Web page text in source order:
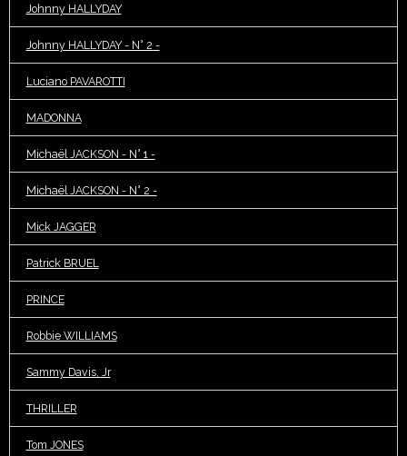
Johnny HALLYDAY
Johnny HALLYDAY - N° 2 -
Luciano PAVAROTTI
MADONNA
Michaël JACKSON - N° 1 -
Michaël JACKSON - N° 2 -
Mick JAGGER
Patrick BRUEL
PRINCE
Robbie WILLIAMS
Sammy Davis, Jr
THRILLER
Tom JONES